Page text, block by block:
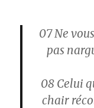
07Ne
pas
08Celui
chair